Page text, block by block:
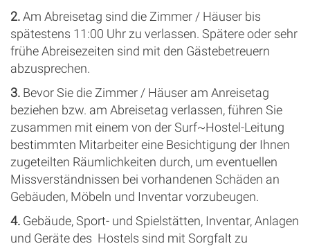
2.Am Abreisetag sind die Zimmer / Häuser bis
spätestens 11:00 Uhr zu verlassen. Spätere oder sehr
frühe Abreisezeiten sind mit den Gästebetreuern
abzusprechen.
3. Bevor Sie die Zimmer / Häuser am Anreisetag
beziehen bzw. am Abreisetag verlassen, führen Sie
zusammen mit einem von der Surf~Hostel-Leitung
bestimmten Mitarbeiter eine Besichtigung der Ihnen
zugeteilten Räumlichkeiten durch, um eventuellen
Missverständnissen bei vorhandenen Schäden an
Gebäuden, Möbeln und Inventar vorzubeugen.
4. Gebäude, Sport- und Spielstätten, Inventar, Anlagen
und Geräte des Hostels sind mit Sorgfalt zu